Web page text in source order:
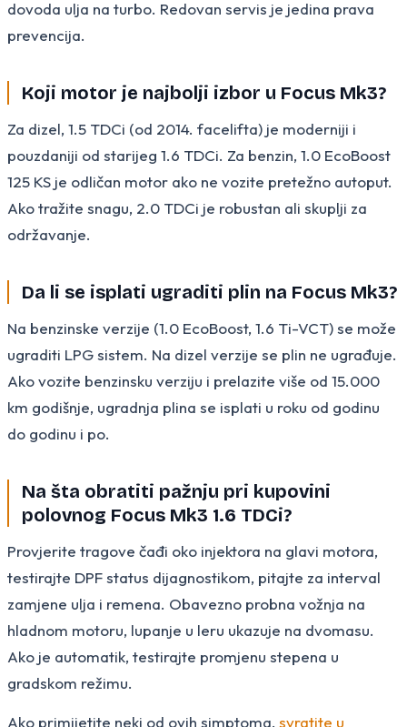
dovoda ulja na turbo. Redovan servis je jedina prava
prevencija.
Koji motor je najbolji izbor u Focus Mk3?
Za dizel, 1.5 TDCi (od 2014. facelifta) je moderniji i
pouzdaniji od starijeg 1.6 TDCi. Za benzin, 1.0 EcoBoost
125 KS je odličan motor ako ne vozite pretežno autoput.
Ako tražite snagu, 2.0 TDCi je robustan ali skuplji za
održavanje.
Da li se isplati ugraditi plin na Focus Mk3?
Na benzinske verzije (1.0 EcoBoost, 1.6 Ti-VCT) se može
ugraditi LPG sistem. Na dizel verzije se plin ne ugrađuje.
Ako vozite benzinsku verziju i prelazite više od 15.000
km godišnje, ugradnja plina se isplati u roku od godinu
do godinu i po.
Na šta obratiti pažnju pri kupovini
polovnog Focus Mk3 1.6 TDCi?
Provjerite tragove čađi oko injektora na glavi motora,
testirajte DPF status dijagnostikom, pitajte za interval
zamjene ulja i remena. Obavezno probna vožnja na
hladnom motoru, lupanje u leru ukazuje na dvomasu.
Ako je automatik, testirajte promjenu stepena u
gradskom režimu.
Ako primijetite neki od ovih simptoma, svratite u